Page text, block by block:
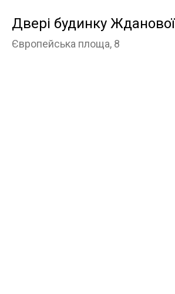
Двері будинку Жданової
Європейська площа, 8